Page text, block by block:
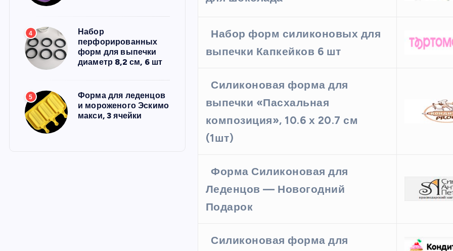
4
Набор
перфорированных
форм для выпечки
диаметр 8,2 см, 6 шт
5
Форма для леденцов
и мороженого Эскимо
макси, 3 ячейки
Набор форм силиконовых для
выпечки Капкейков 6 шт
Силиконовая форма для
выпечки «Пасхальная
композиция», 10.6 х 20.7 см
(1шт)
Форма Силиконовая для
Леденцов — Новогодний
Подарок
Силиконовая форма для